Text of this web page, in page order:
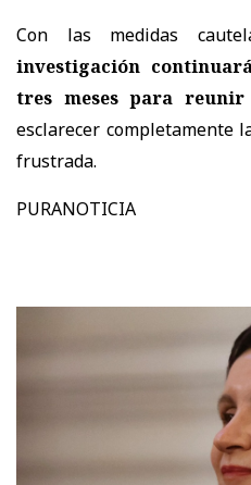
Con las medidas
investigación
tres meses para reunir
esclarecer completamente
frustrada.
PURANOTICIA